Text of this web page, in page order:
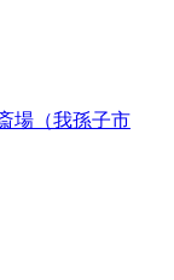
場（我孫子市